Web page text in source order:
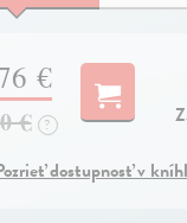
€
€ ?
dostupnosť v